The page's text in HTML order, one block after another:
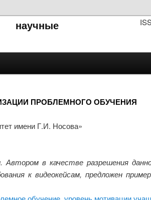
научные
ПРОБЛЕМНОГО ОБУЧЕНИЯ
имени Г.И. Носова»
в качестве разрешения
к видеокейсам, предложен